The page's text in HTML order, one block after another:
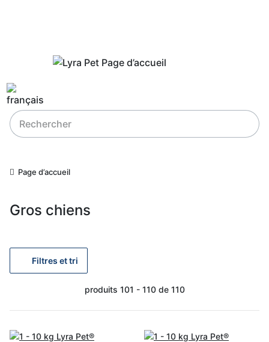
Page d’accueil
Gros chiens
Filtres et tri
produits 101 - 110 de 110